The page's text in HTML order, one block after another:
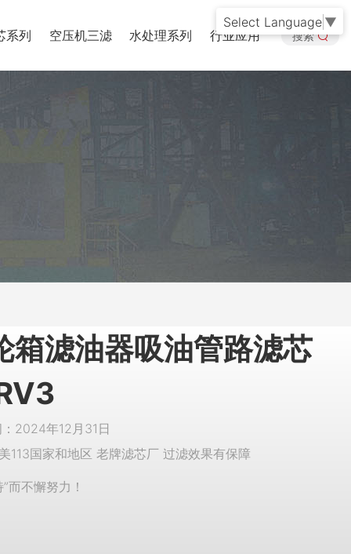
系列 空压机三滤 水处理系列 行业应用 搜索
箱滤油器吸油管路滤芯
2024年12月31日
113国家和地区 老牌滤芯厂 过滤效果有保障
而不懈努力！
Select Language ▼